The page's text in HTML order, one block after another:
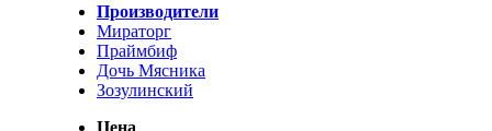
Производители
Мираторг
Праймбиф
Дочь Мясника
Зозулинский
Цена